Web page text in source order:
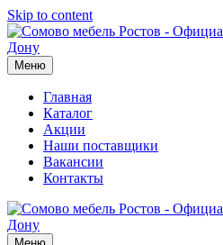
Skip to content
Меню
Главная
Каталог
Акции
Наши поставщики
Вакансии
Контакты